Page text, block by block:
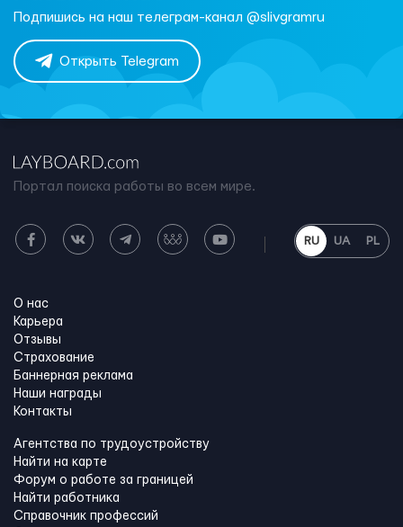
Подпишись на наш телеграм-канал @slivgramru
Открыть Telegram
Портал поиска работы во всем мире.
RU UA PL
О нас
Карьера
Отзывы
Страхование
Баннерная реклама
Наши награды
Контакты
Агентства по трудоустройству
Найти на карте
Форум о работе за границей
Найти работника
Справочник профессий